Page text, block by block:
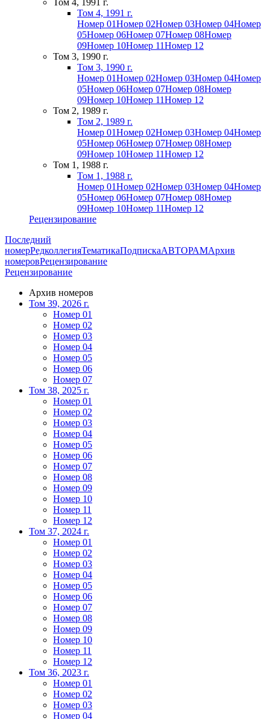
Том 4, 1991 г.
Том 4, 1991 г.
Номер 01Номер 02Номер 03Номер 04Номер
05Номер 06Номер 07Номер 08Номер
09Номер 10Номер 11Номер 12
Том 3, 1990 г.
Том 3, 1990 г.
Номер 01Номер 02Номер 03Номер 04Номер
05Номер 06Номер 07Номер 08Номер
09Номер 10Номер 11Номер 12
Том 2, 1989 г.
Том 2, 1989 г.
Номер 01Номер 02Номер 03Номер 04Номер
05Номер 06Номер 07Номер 08Номер
09Номер 10Номер 11Номер 12
Том 1, 1988 г.
Том 1, 1988 г.
Номер 01Номер 02Номер 03Номер 04Номер
05Номер 06Номер 07Номер 08Номер
09Номер 10Номер 11Номер 12
Рецензирование
Последний
номерРедколлегияТематикаПодпискаАВТОРАМАрхив
номеровРецензирование
Рецензирование
Архив номеров
Том 39, 2026 г.
Номер 01
Номер 02
Номер 03
Номер 04
Номер 05
Номер 06
Номер 07
Том 38, 2025 г.
Номер 01
Номер 02
Номер 03
Номер 04
Номер 05
Номер 06
Номер 07
Номер 08
Номер 09
Номер 10
Номер 11
Номер 12
Том 37, 2024 г.
Номер 01
Номер 02
Номер 03
Номер 04
Номер 05
Номер 06
Номер 07
Номер 08
Номер 09
Номер 10
Номер 11
Номер 12
Том 36, 2023 г.
Номер 01
Номер 02
Номер 03
Номер 04